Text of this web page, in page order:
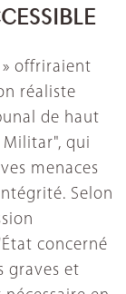
» offriraient
réaliste
de haut
qui
menaces
Selon
concerné
graves et